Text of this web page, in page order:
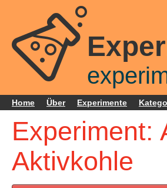
Home Über Experimente
Experiment:
Aktivkohle